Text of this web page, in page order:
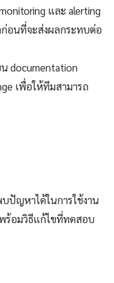
และ alerting
อนที่จะส่งผลกระทบต่อ
น documentation
เพื่อให้ทีมสามารถ
ปัญหาได้ในการใช้งาน
ร้อมวิธีแก้ไขที่ทดสอบ